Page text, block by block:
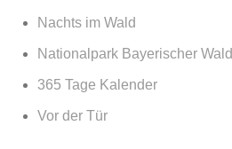
Nachts im Wald
Nationalpark Bayerischer Wald
365 Tage Kalender
Vor der Tür